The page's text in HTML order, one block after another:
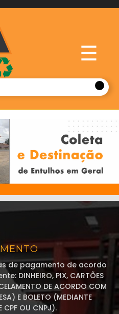
☰
de pagamento de acordo
DINHEIRO, PIX, CARTÕES
DE ACORDO COM
E BOLETO (MEDIANTE
CPF OU CNPJ).